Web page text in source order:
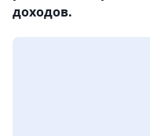
доходов.